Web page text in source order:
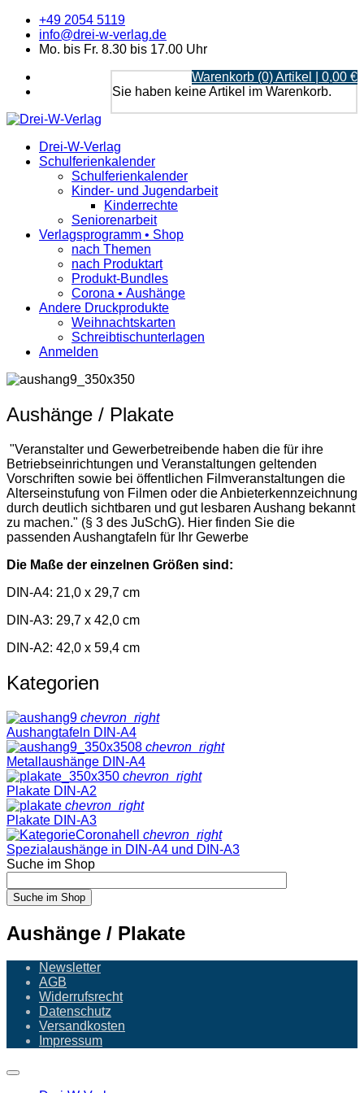
+49 2054 5119
info@drei-w-verlag.de
Mo. bis Fr. 8.30 bis 17.00 Uhr
Warenkorb (0) Artikel | 0,00 €
Sie haben keine Artikel im Warenkorb.
Drei-W-Verlag
Schulferienkalender
Schulferienkalender
Kinder- und Jugendarbeit
Kinderrechte
Seniorenarbeit
Verlagsprogramm • Shop
nach Themen
nach Produktart
Produkt-Bundles
Corona • Aushänge
Andere Druckprodukte
Weihnachtskarten
Schreibtischunterlagen
Anmelden
Aushänge / Plakate
"Veranstalter und Gewerbetreibende haben die für ihre
Betriebseinrichtungen und Veranstaltungen geltenden
Vorschriften sowie bei öffentlichen Filmveranstaltungen die
Alterseinstufung von Filmen oder die Anbieterkennzeichnung
durch deutlich sichtbaren und gut lesbaren Aushang bekannt
zu machen." (§ 3 des JuSchG). Hier finden Sie die
passenden Aushangtafeln für Ihr Gewerbe
Die Maße der einzelnen Größen sind:
DIN-A4: 21,0 x 29,7 cm
DIN-A3: 29,7 x 42,0 cm
DIN-A2: 42,0 x 59,4 cm
Kategorien
chevron_right
Aushangtafeln DIN-A4
chevron_right
Metallaushänge DIN-A4
chevron_right
Plakate DIN-A2
chevron_right
Plakate DIN-A3
chevron_right
Spezialaushänge in DIN-A4 und DIN-A3
Suche im Shop
Suche im Shop
Aushänge / Plakate
Newsletter
AGB
Widerrufsrecht
Datenschutz
Versandkosten
Impressum